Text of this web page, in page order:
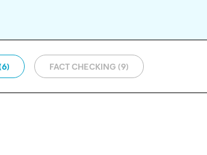
FACT CHECKING (9)